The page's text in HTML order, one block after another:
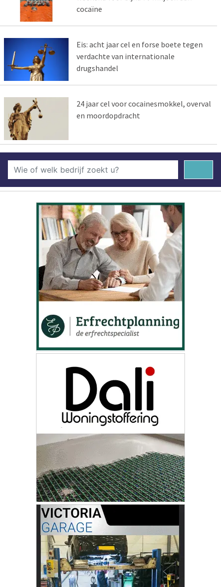
cocaïne
Eis: acht jaar cel en forse boete tegen
verdachte van internationale
drugshandel
24 jaar cel voor cocainesmokkel, overval
en moordopdracht